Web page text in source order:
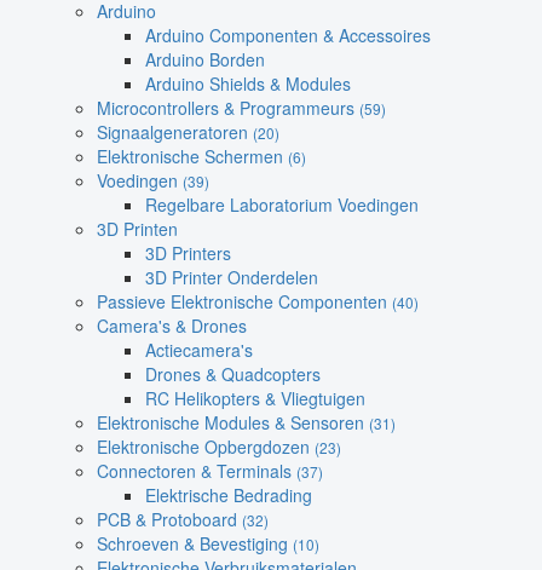
Arduino
Arduino Componenten & Accessoires
Arduino Borden
Arduino Shields & Modules
Microcontrollers & Programmeurs (59)
Signaalgeneratoren (20)
Elektronische Schermen (6)
Voedingen (39)
Regelbare Laboratorium Voedingen
3D Printen
3D Printers
3D Printer Onderdelen
Passieve Elektronische Componenten (40)
Camera's & Drones
Actiecamera's
Drones & Quadcopters
RC Helikopters & Vliegtuigen
Elektronische Modules & Sensoren (31)
Elektronische Opbergdozen (23)
Connectoren & Terminals (37)
Elektrische Bedrading
PCB & Protoboard (32)
Schroeven & Bevestiging (10)